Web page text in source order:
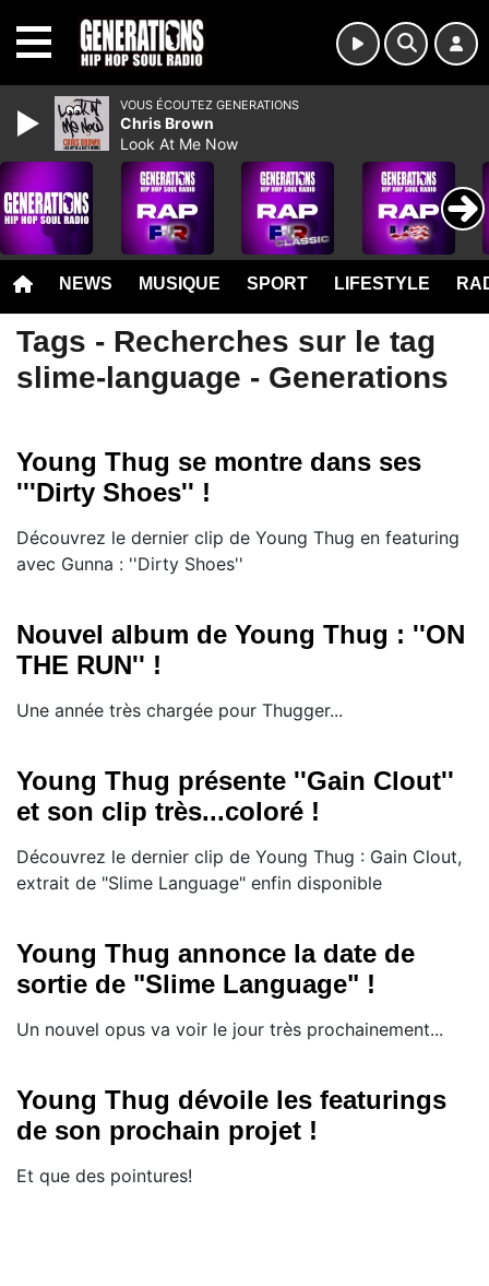
NEWS MUSIQUE SPORT LIFESTYLE
Tags - Recherches sur le tag
slime-language - Generations
Young Thug se montre dans ses
'''Dirty Shoes'' !
Découvrez le dernier clip de Young Thug en featuring
avec Gunna : ''Dirty Shoes''
Nouvel album de Young Thug : ''ON
THE RUN'' !
Une année très chargée pour Thugger...
Young Thug présente ''Gain Clout''
et son clip très...coloré !
Découvrez le dernier clip de Young Thug : Gain Clout,
extrait de "Slime Language" enfin disponible
Young Thug annonce la date de
sortie de "Slime Language" !
Un nouvel opus va voir le jour très prochainement...
Young Thug dévoile les featurings
de son prochain projet !
Et que des pointures!
VOUS ÉCOUTEZ GENERATIONS
Chris Brown
Look At Me Now